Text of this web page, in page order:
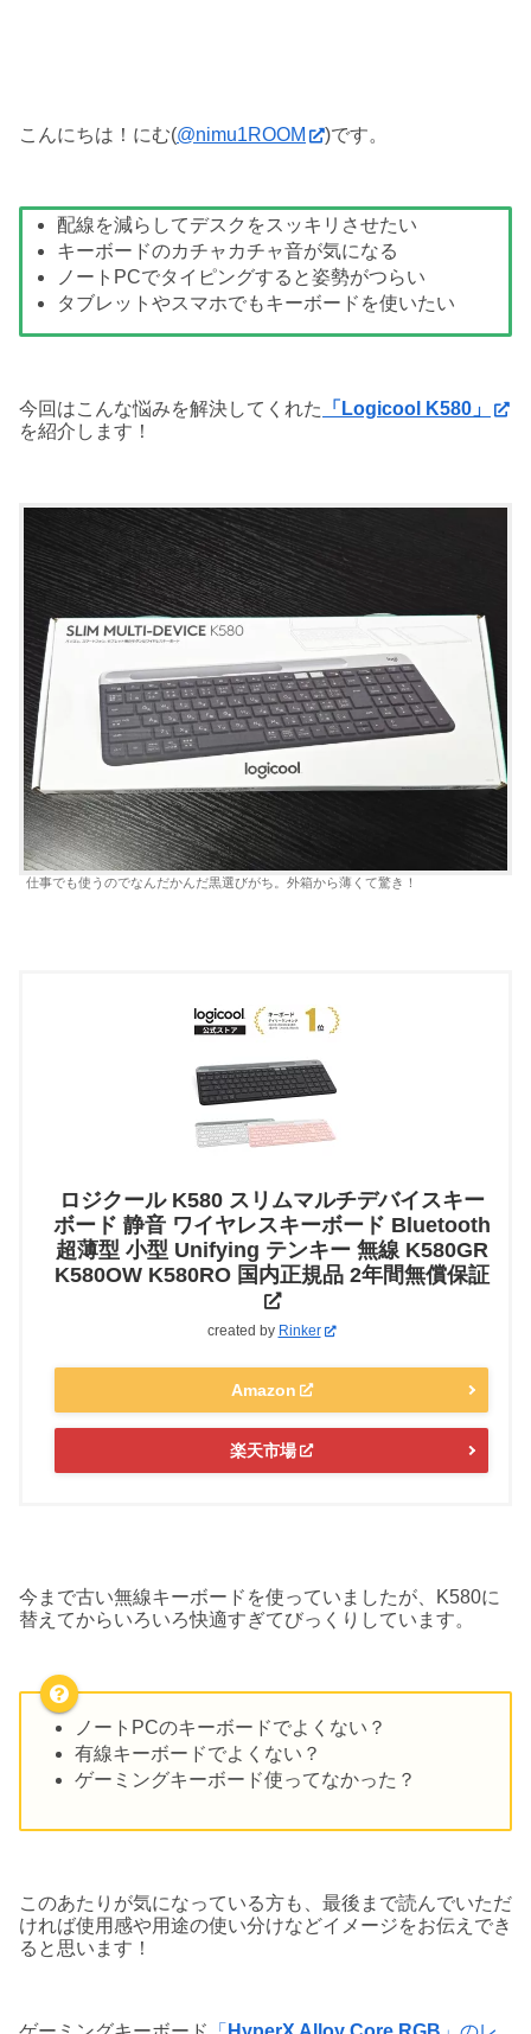
こんにちは！にむ(@nimu1ROOM )です。
配線を減らしてデスクをスッキリさせたい
キーボードのカチャカチャ音が気になる
ノートPCでタイピングすると姿勢がつらい
タブレットやスマホでもキーボードを使いたい
今回はこんな悩みを解決してくれた
「Logicool K580」
を紹介します！
仕事でも使うのでなんだかんだ黒選びがち。外箱から薄くて驚き！
ロジクール K580 スリムマルチデバイスキー
ボード 静音 ワイヤレスキーボード Bluetooth
超薄型 小型 Unifying テンキー 無線 K580GR
K580OW K580RO 国内正規品 2年間無償保証
created by Rinker
Amazon
楽天市場
今まで古い無線キーボードを使っていましたが、K580に
替えてからいろいろ快適すぎてびっくりしています。
ノートPCのキーボードでよくない？
有線キーボードでよくない？
ゲーミングキーボード使ってなかった？
このあたりが気になっている方も、最後まで読んでいただ
ければ使用感や用途の使い分けなどイメージをお伝えでき
ると思います！